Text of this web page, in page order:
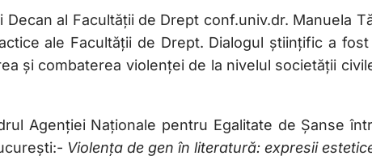
al Facultății de Drept conf.univ.dr. Manuela
ale Facultății de Drept. Dialogul științific a
și combaterea violenței de la nivelul societății
Agenției Naționale pentru Egalitate de Șanse
Violența de gen în literatură: expresii